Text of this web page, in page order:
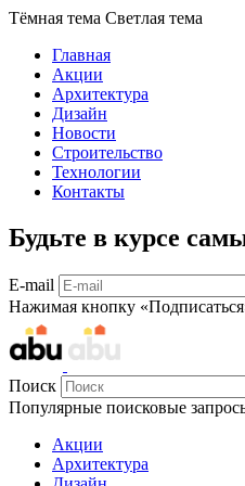
Тёмная тема Светлая тема
Главная
Акции
Архитектура
Дизайн
Новости
Строительство
Технологии
Контакты
Будьте в курсе
E-mail
Нажимая кнопку
Поиск
Популярные поисковые
Акции
Архитектура